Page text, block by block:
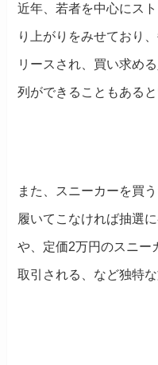
近年、若者を中心にス
り上がりをみせており
リースされ、買い求め
列ができることもあると
また、スニーカーを買
履いてこなければ抽選
や、定価2万円のスニー
取引される、など独特